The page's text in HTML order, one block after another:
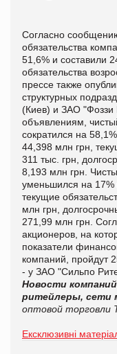
Согласно
обязательства
51,6% и составили
обязательства
прессе также
структурных
(Киев) и ЗАО "Фоззи
объявлениям,
сократился на
44,398 млн грн,
311 тыс. грн,
8,193 млн грн.
уменьшился на 17%
текущие
млн грн,
271,99 млн грн.
акционеров, на
показатели
компаний, пройдут
- у ЗАО "Сильпо
Новости компаний
ритейлеры, сети
оптовой торговли
Ексклюзивні